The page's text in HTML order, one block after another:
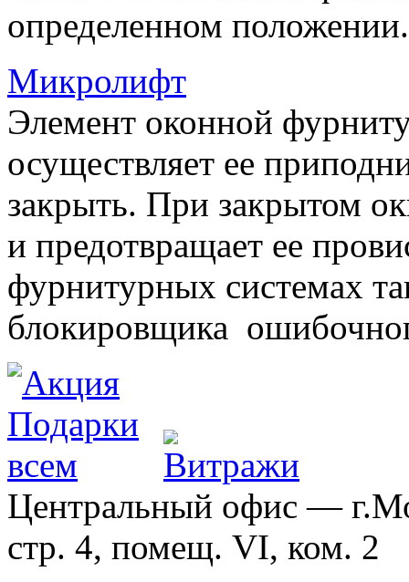
определенном положении.
Микролифт
Элемент оконной
осуществляет ее
закрыть. При закрытом
и предотвращает ее
фурнитурных системах
блокировщика
Центральный офис —
стр. 4, помещ. VI, ком. 2